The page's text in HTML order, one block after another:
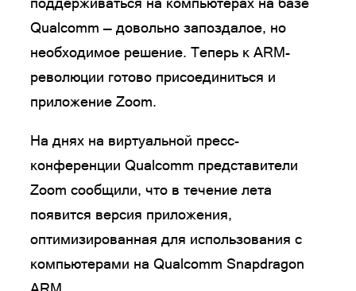
Qualcomm — довольно запоздалое, но
необходимое решение. Теперь к ARM-
революции готово присоединиться и
приложение Zoom.
На днях на виртуальной пресс-
конференции Qualcomm представители
Zoom сообщили, что в течение лета
появится версия приложения,
оптимизированная для использования с
компьютерами на Qualcomm Snapdragon